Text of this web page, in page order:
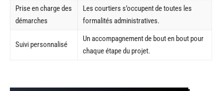
Prise en charge des
démarches
Les courtiers s’occupent de toutes les
formalités administratives.
Suivi personnalisé
Un accompagnement de bout en bout pour
chaque étape du projet.